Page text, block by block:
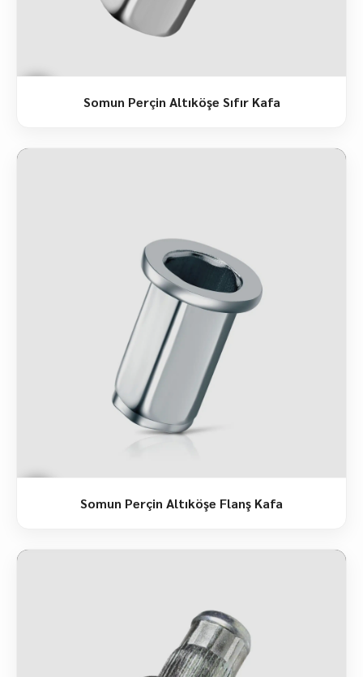
Somun Perçin Altıköşe Sıfır Kafa
Somun Perçin Altıköşe Flanş Kafa